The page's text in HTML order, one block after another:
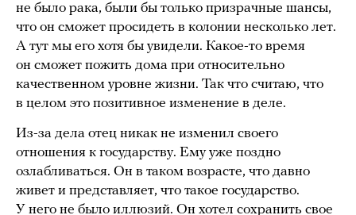
не было рака, были бы только призрачные шансы,
что он сможет просидеть в колонии несколько лет.
А тут мы его хотя бы увидели. Какое-то время
он сможет пожить дома при относительно
качественном уровне жизни. Так что считаю, что
в целом это позитивное изменение в деле.
Из-за дела отец никак не изменил своего
отношения к государству. Ему уже поздно
озлабливаться. Он в таком возрасте, что давно
живет и представляет, что такое государство.
У него не было иллюзий. Он хотел сохранить свое